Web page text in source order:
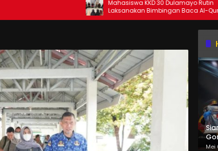
Mahasiswa KKD 30 Dulamayo Rutin
Laksanakan Bimbingan Baca Al-Qur’an
bagi Santri TPQ Fastabiqul Khairat
Mei